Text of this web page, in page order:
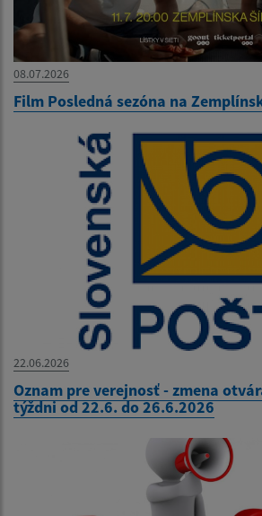
08.07.2026
Film Posledná sezóna na
22.06.2026
Oznam pre verejnosť - zmena
týždni od 22.6. do 26.6.2026